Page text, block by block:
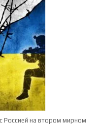
Россией на втором мирном